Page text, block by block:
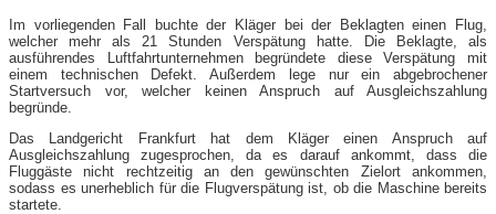
Im vorliegenden Fall buchte der Kläger bei der Beklagten einen Flug,
welcher mehr als 21 Stunden Verspätung hatte. Die Beklagte, als
ausführendes Luftfahrtunternehmen begründete diese Verspätung mit
einem technischen Defekt. Außerdem lege nur ein abgebrochener
Startversuch vor, welcher keinen Anspruch auf Ausgleichszahlung
begründe.
Das Landgericht Frankfurt hat dem Kläger einen Anspruch auf
Ausgleichszahlung zugesprochen, da es darauf ankommt, dass die
Fluggäste nicht rechtzeitig an den gewünschten Zielort ankommen,
sodass es unerheblich für die Flugverspätung ist, ob die Maschine bereits
startete.